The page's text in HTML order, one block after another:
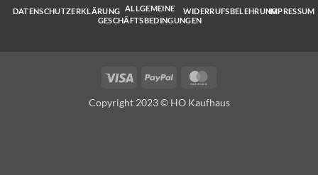
DATENSCHUTZERKLÄRUNG ALLGEMEINE
GESCHÄFTSBEDINGUNGEN
WIDERRUFSBELEHRUNGIMPRESSUM
Visa PayPal
Copyright 2023 © HO Kaufhaus